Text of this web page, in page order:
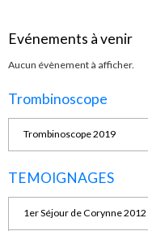
Evénements à venir
Aucun évènement à afficher.
Trombinoscope
Trombinoscope 2019
TEMOIGNAGES
1er Séjour de Corynne 2012